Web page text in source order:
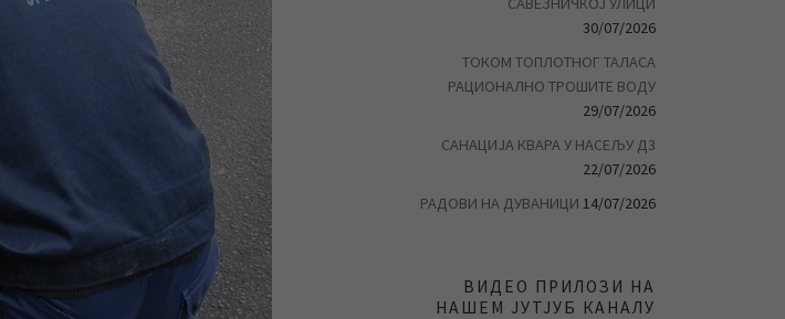
30/07/2026
ТОКОМ ТОПЛОТНОГ ТАЛАСА
РАЦИОНАЛНО ТРОШИТЕ ВОДУ
29/07/2026
САНАЦИЈА КВАРА У НАСЕЉУ Д3
22/07/2026
РАДОВИ НА ДУВАНИЦИ 14/07/2026
ВИДЕО ПРИЛОЗИ НА
НАШЕМ ЈУТЈУБ КАНАЛУ